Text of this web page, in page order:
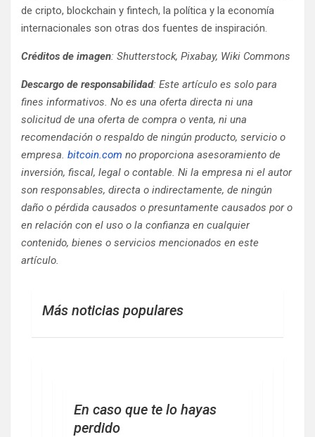
de cripto, blockchain y fintech, la política y la economía
internacionales son otras dos fuentes de inspiración.
Créditos de imagen: Shutterstock, Pixabay, Wiki Commons
Descargo de responsabilidad: Este artículo es solo para
fines informativos. No es una oferta directa ni una
solicitud de una oferta de compra o venta, ni una
recomendación o respaldo de ningún producto, servicio o
empresa. bitcoin.com no proporciona asesoramiento de
inversión, fiscal, legal o contable. Ni la empresa ni el autor
son responsables, directa o indirectamente, de ningún
daño o pérdida causados ​​o presuntamente causados ​​por o
en relación con el uso o la confianza en cualquier
contenido, bienes o servicios mencionados en este
artículo.
Más noticias populares
En caso que te lo hayas
perdido